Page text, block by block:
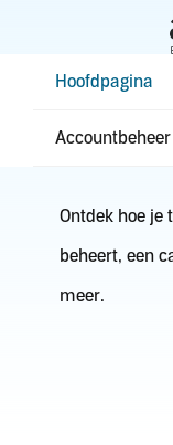
hoofdinhoudHoofdpagina
Accountbeheer
Ontdek hoe je
beheert, een
meer.